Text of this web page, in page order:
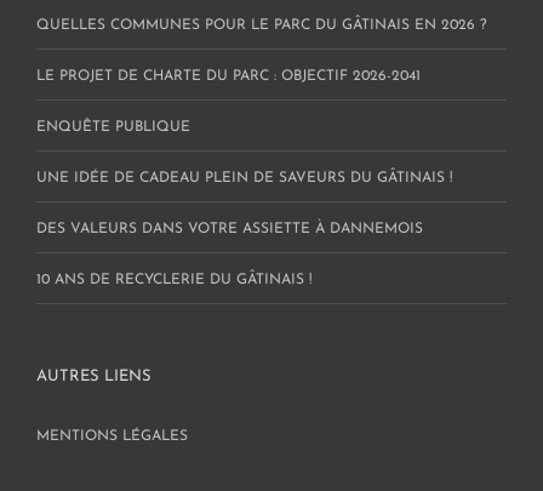
QUELLES COMMUNES POUR LE PARC DU GÂTINAIS EN 2026 ?
LE PROJET DE CHARTE DU PARC : OBJECTIF 2026-2041
ENQUÊTE PUBLIQUE
UNE IDÉE DE CADEAU PLEIN DE SAVEURS DU GÂTINAIS !
DES VALEURS DANS VOTRE ASSIETTE À DANNEMOIS
10 ANS DE RECYCLERIE DU GÂTINAIS !
AUTRES LIENS
MENTIONS LÉGALES